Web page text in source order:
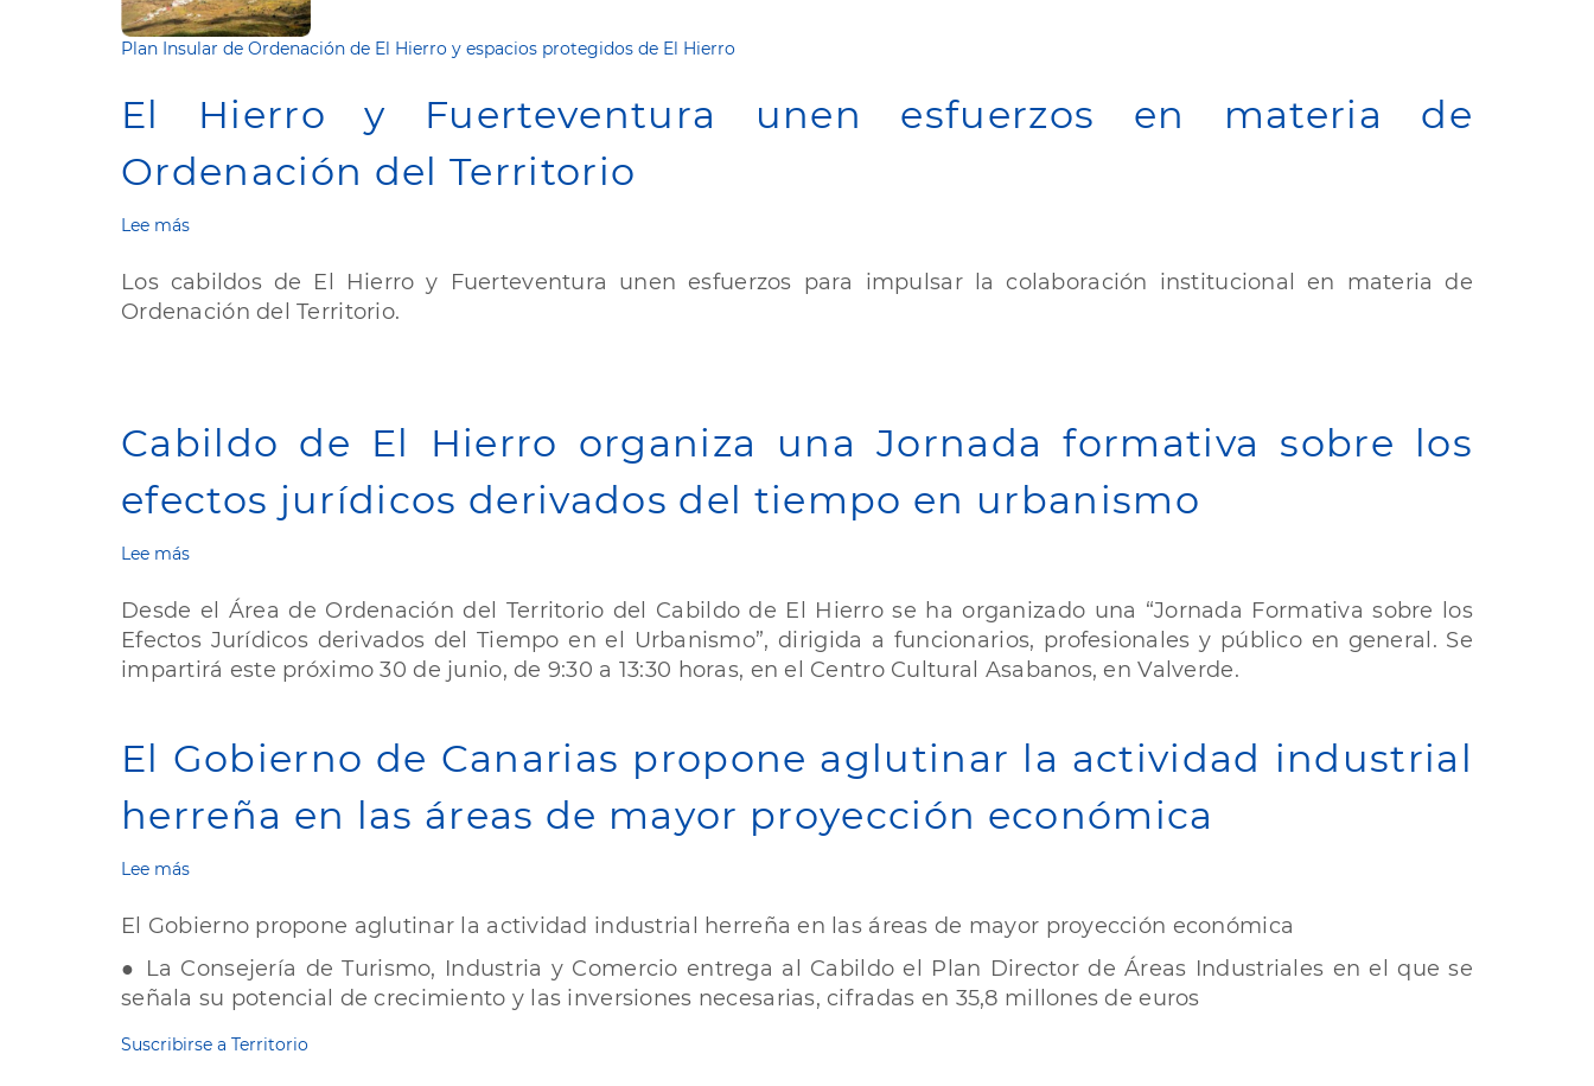
Plan Insular de Ordenación de El Hierro y espacios protegidos de El Hierro
El Hierro y Fuerteventura unen esfuerzos en materia de
Ordenación del Territorio
Lee más
Hierro
y
Fuerteventura
de
Ordenación
del
Territorio
Los cabildos de El Hierro y Fuerteventura unen esfuerzos para impulsar la colaboración institucional en materia de
Ordenación del Territorio.
Cabildo de El Hierro organiza una Jornada formativa sobre los
efectos jurídicos derivados del tiempo en urbanismo
Lee más
de
El
Hierro
organiza
formativa
sobre
efectos
en
urbanismo
Desde el Área de Ordenación del Territorio del Cabildo de El Hierro se ha organizado una “Jornada Formativa sobre los
Efectos Jurídicos derivados del Tiempo en el Urbanismo”, dirigida a funcionarios, profesionales y público en general. Se
impartirá este próximo 30 de junio, de 9:30 a 13:30 horas, en el Centro Cultural Asabanos, en Valverde.
El Gobierno de Canarias propone aglutinar la actividad industrial
herreña en las áreas de mayor proyección económica
Lee más
Gobierno
de
Canarias
propone
aglutinar
El Gobierno propone aglutinar la actividad industrial herreña en las áreas de mayor proyección económica
● La Consejería de Turismo, Industria y Comercio entrega al Cabildo el Plan Director de Áreas Industriales en el que se
señala su potencial de crecimiento y las inversiones necesarias, cifradas en 35,8 millones de euros
Suscribirse a Territorio